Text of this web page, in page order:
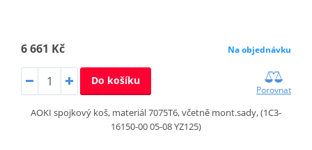
6 661 Kč Na objednávku
Do košíku
Porovnat
AOKI spojkový koš, materiál 7075T6, včetně mont.sady, (1C3-
16150-00 05-08 YZ125)